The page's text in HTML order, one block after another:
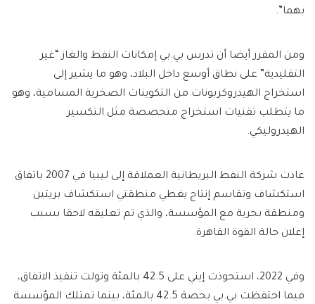
بهما”.
ومن المقرر أيضا أن تدرس بي.بي إمكانات النفط والغاز “غير
التقليدية” على نطاق أوسع داخل البلاد، وهو ما يشير إلى
استخراج الهيدروكربونات من التكوينات الصخرية المسامية، وهو
ما يتطلب تقنيات استخراج متخصصة مثل التكسير
الهيدروليكي.
عادت شركة النفط البريطانية العملاقة إلى ليبيا في 2007 باتفاق
استكشاف وتقاسم إنتاج يغطي منطقتي استكشاف بريتين
ومنطقة بحرية مع المؤسسة، والذي تم تعليقه لاحقا بسبب
إعلان حالة القوة القاهرة.
وفي 2022، استحوذت إيني على 42.5 بالمئة وتولت تنفيذ الاتفاق،
فيما احتفظت بي.بي بحصة 42.5 بالمئة، بينما تمتلك المؤسسة